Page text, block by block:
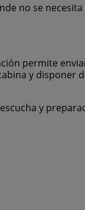
no se necesita
permite
y disponer
y